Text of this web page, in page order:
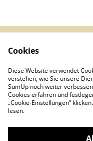
Infos (DE/EN/
Cookies
Diese Website verwendet
verstehen, wie Sie unsere
SumUp noch weiter
Cookies erfahren und
„Cookie-Einstellungen”
lesen.